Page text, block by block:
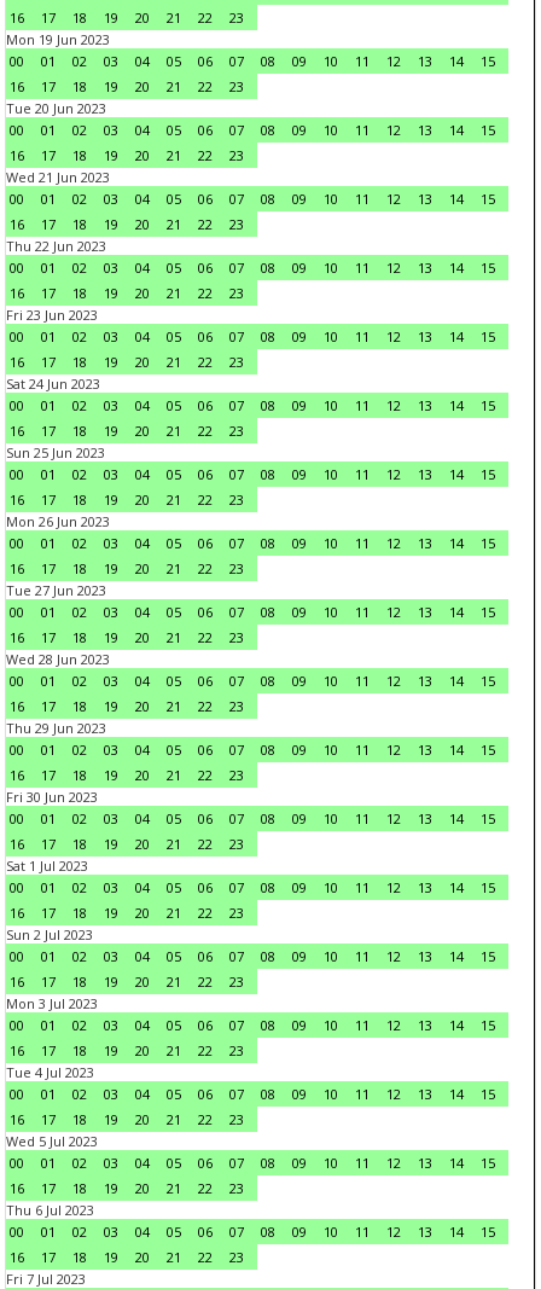
16
17 18 19 20 21 22
23
Mon 19 Jun 2023
00
01 02 03 04 05 06 07 08 09 10 11 12 13 14
15
16
17 18 19 20 21 22
23
Tue 20 Jun 2023
00
01 02 03 04 05 06 07 08 09 10 11 12 13 14
15
16
17 18 19 20 21 22
23
Wed 21 Jun 2023
00
01 02 03 04 05 06 07 08 09 10 11 12 13 14
15
16
17 18 19 20 21 22
23
Thu 22 Jun 2023
00
01 02 03 04 05 06 07 08 09 10 11 12 13 14
15
16
17 18 19 20 21 22
23
Fri 23 Jun 2023
00
01 02 03 04 05 06 07 08 09 10 11 12 13 14
15
16
17 18 19 20 21 22
23
Sat 24 Jun 2023
00
01 02 03 04 05 06 07 08 09 10 11 12 13 14
15
16
17 18 19 20 21 22
23
Sun 25 Jun 2023
00
01 02 03 04 05 06 07 08 09 10 11 12 13 14
15
16
17 18 19 20 21 22
23
Mon 26 Jun 2023
00
01 02 03 04 05 06 07 08 09 10 11 12 13 14
15
16
17 18 19 20 21 22
23
Tue 27 Jun 2023
00
01 02 03 04 05 06 07 08 09 10 11 12 13 14
15
16
17 18 19 20 21 22
23
Wed 28 Jun 2023
00
01 02 03 04 05 06 07 08 09 10 11 12 13 14
15
16
17 18 19 20 21 22
23
Thu 29 Jun 2023
00
01 02 03 04 05 06 07 08 09 10 11 12 13 14
15
16
17 18 19 20 21 22
23
Fri 30 Jun 2023
00
01 02 03 04 05 06 07 08 09 10 11 12 13 14
15
16
17 18 19 20 21 22
23
Sat 1 Jul 2023
00
01 02 03 04 05 06 07 08 09 10 11 12 13 14
15
16
17 18 19 20 21 22
23
Sun 2 Jul 2023
00
01 02 03 04 05 06 07 08 09 10 11 12 13 14
15
16
17 18 19 20 21 22
23
Mon 3 Jul 2023
00
01 02 03 04 05 06 07 08 09 10 11 12 13 14
15
16
17 18 19 20 21 22
23
Tue 4 Jul 2023
00
01 02 03 04 05 06 07 08 09 10 11 12 13 14
15
16
17 18 19 20 21 22
23
Wed 5 Jul 2023
00
01 02 03 04 05 06 07 08 09 10 11 12 13 14
15
16
17 18 19 20 21 22
23
Thu 6 Jul 2023
00
01 02 03 04 05 06 07 08 09 10 11 12 13 14
15
16
17 18 19 20 21 22
23
Fri 7 Jul 2023